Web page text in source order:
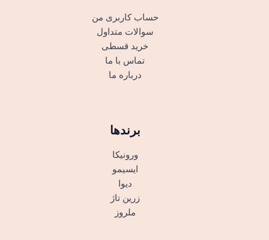
حساب کاربری من
سوالات متداول
خرید قسطی
تماس با ما
درباره ما
برندها
ورونیکا
ایسیمو
دیوا
زرین تاژ
ملروز